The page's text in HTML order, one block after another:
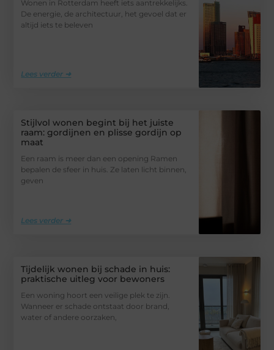
Wonen in Rotterdam heeft iets aantrekkelijks.
De energie, de architectuur, het gevoel dat er
altijd iets te beleven
Lees verder ➜
Stijlvol wonen begint bij het juiste
raam: gordijnen en plisse gordijn op
maat
Een raam is meer dan een opening Ramen
bepalen de sfeer in huis. Ze laten licht binnen,
geven
Lees verder ➜
Tijdelijk wonen bij schade in huis:
praktische uitleg voor bewoners
Een woning hoort een veilige plek te zijn.
Wanneer er schade ontstaat door brand,
water of andere oorzaken,